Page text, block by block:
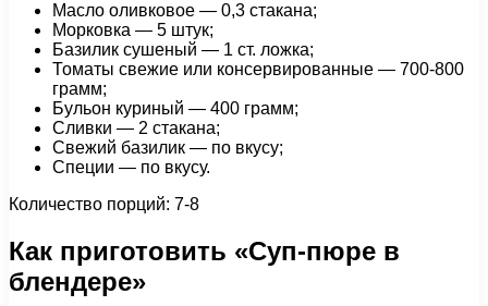
Масло оливковое — 0,3 стакана;
Морковка — 5 штук;
Базилик сушеный — 1 ст. ложка;
Томаты свежие или консервированные — 700-800
грамм;
Бульон куриный — 400 грамм;
Сливки — 2 стакана;
Свежий базилик — по вкусу;
Специи — по вкусу.
Количество порций: 7-8
Как приготовить «Суп-пюре в
блендере»